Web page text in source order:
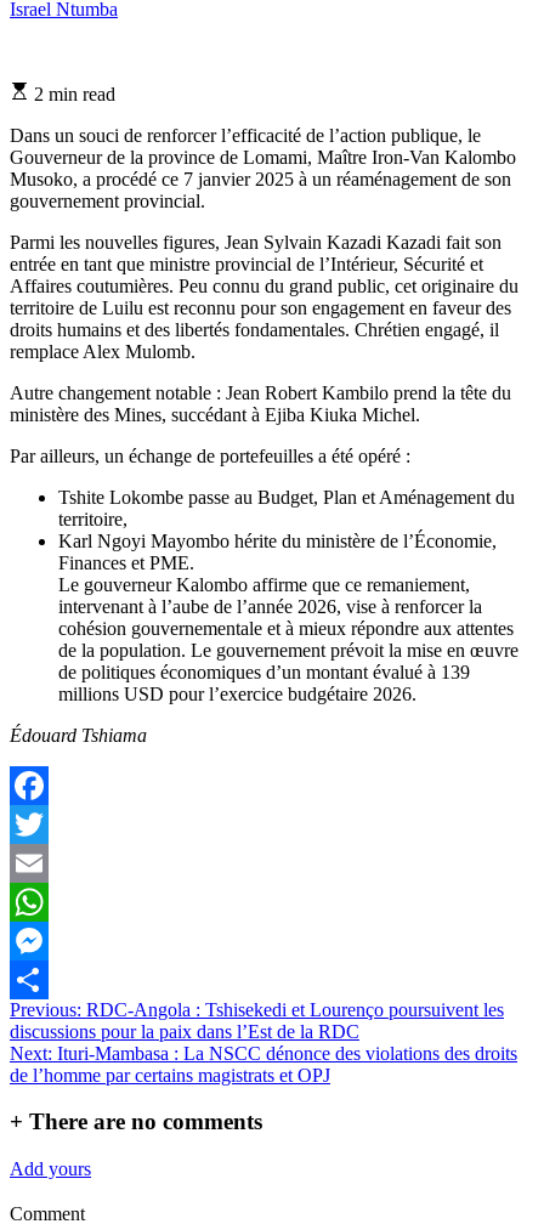
Israel Ntumba
Estimated
time
2 min read
Dans un souci de renforcer l’efficacité de l’action publique, le
Gouverneur de la province de Lomami, Maître Iron-Van Kalombo
Musoko, a procédé ce 7 janvier 2025 à un réaménagement de son
gouvernement provincial.
Parmi les nouvelles figures, Jean Sylvain Kazadi Kazadi fait son
entrée en tant que ministre provincial de l’Intérieur, Sécurité et
Affaires coutumières. Peu connu du grand public, cet originaire du
territoire de Luilu est reconnu pour son engagement en faveur des
droits humains et des libertés fondamentales. Chrétien engagé, il
remplace Alex Mulomb.
Autre changement notable : Jean Robert Kambilo prend la tête du
ministère des Mines, succédant à Ejiba Kiuka Michel.
Par ailleurs, un échange de portefeuilles a été opéré :
Tshite Lokombe passe au Budget, Plan et Aménagement du
territoire,
Karl Ngoyi Mayombo hérite du ministère de l’Économie,
Finances et PME.
Le gouverneur Kalombo affirme que ce remaniement,
intervenant à l’aube de l’année 2026, vise à renforcer la
cohésion gouvernementale et à mieux répondre aux attentes
de la population. Le gouvernement prévoit la mise en œuvre
de politiques économiques d’un montant évalué à 139
millions USD pour l’exercice budgétaire 2026.
Édouard Tshiama
Facebook
Twitter
Email
WhatsApp
Messenger
Partager
Navigation
de
l’article
Previous: RDC-Angola : Tshisekedi et Lourenço poursuivent les
discussions pour la paix dans l’Est de la RDC
Next: Ituri-Mambasa : La NSCC dénonce des violations des droits
de l’homme par certains magistrats et OPJ
+ There are no comments
Add yours
Comment